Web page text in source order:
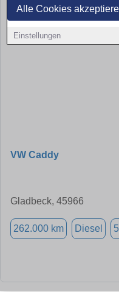
Alle Cookies
Einstellungen
VW Caddy
Gladbeck, 45966
262.000 km Diesel